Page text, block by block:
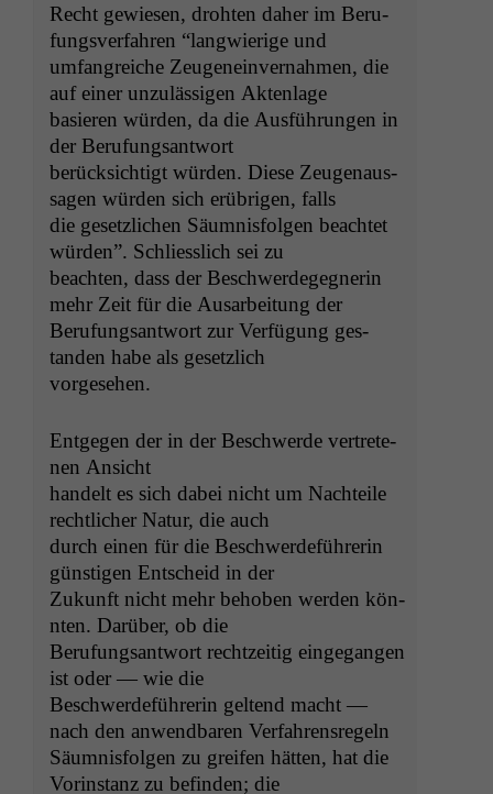
Recht gewiesen, dro­ht­en daher im Beru­
fungsver­fahren “lang­wierige und
umfan­gre­iche Zeu­genein­ver­nah­men, die
auf ein­er unzuläs­si­gen Aktenlage
basieren wür­den, da die Aus­führun­gen in
der Berufungsantwort
berück­sichtigt wür­den. Diese Zeu­ge­naus­
sagen wür­den sich erübri­gen, falls
die geset­zlichen Säum­n­is­fol­gen beachtet
wür­den”. Schliesslich sei zu
beacht­en, dass der Beschw­erdegeg­ner­in
mehr Zeit für die Ausar­beitung der
Beru­fungsant­wort zur Ver­fü­gung ges­
tanden habe als gesetzlich
vorgesehen.
Ent­ge­gen der in der Beschw­erde vertrete­
nen Ansicht
han­delt es sich dabei nicht um Nachteile
rechtlich­er Natur, die auch
durch einen für die Beschw­erde­führerin
gün­sti­gen Entscheid in der
Zukun­ft nicht mehr behoben wer­den kön­
nten. Darüber, ob die
Beru­fungsant­wort rechtzeit­ig einge­gan­gen
ist oder — wie die
Beschw­erde­führerin gel­tend macht —
nach den anwend­baren Verfahrensregeln
Säum­n­is­fol­gen zu greifen hät­ten, hat die
Vorin­stanz zu befind­en; die